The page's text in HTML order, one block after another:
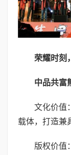
荣耀时刻
中品共富
文化价值
载体，打造兼
版权价值